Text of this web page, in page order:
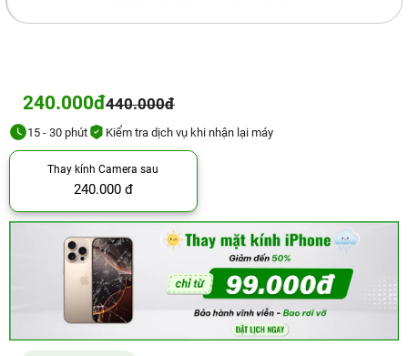
240.000đ440.000đ
15 - 30 phút Kiểm tra dịch vụ khi nhận lại máy
Thay kính Camera sau
240.000 đ